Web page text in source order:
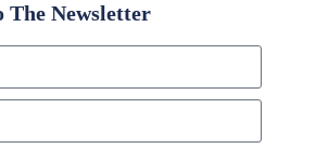
The Newsletter